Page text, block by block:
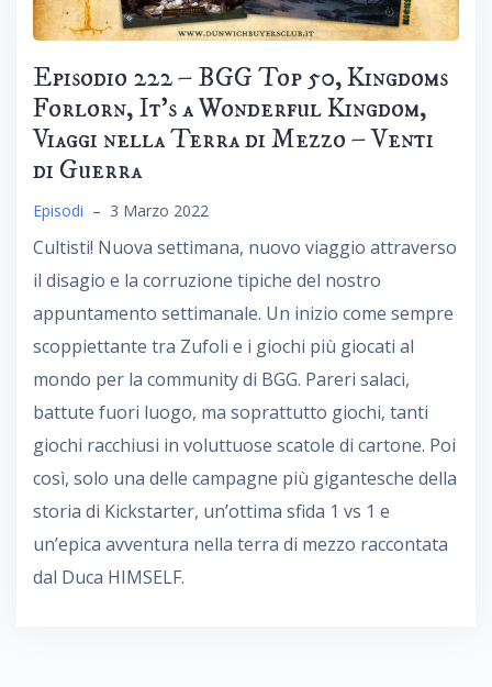
Episodio 222 – BGG Top 50, Kingdoms
Forlorn, It’s a Wonderful Kingdom,
Viaggi nella Terra di Mezzo – Venti
di Guerra
Episodi – 3 Marzo 2022
Cultisti! Nuova settimana, nuovo viaggio attraverso
il disagio e la corruzione tipiche del nostro
appuntamento settimanale. Un inizio come sempre
scoppiettante tra Zufoli e i giochi più giocati al
mondo per la community di BGG. Pareri salaci,
battute fuori luogo, ma soprattutto giochi, tanti
giochi racchiusi in voluttuose scatole di cartone. Poi
così, solo una delle campagne più gigantesche della
storia di Kickstarter, un’ottima sfida 1 vs 1 e
un’epica avventura nella terra di mezzo raccontata
dal Duca HIMSELF.